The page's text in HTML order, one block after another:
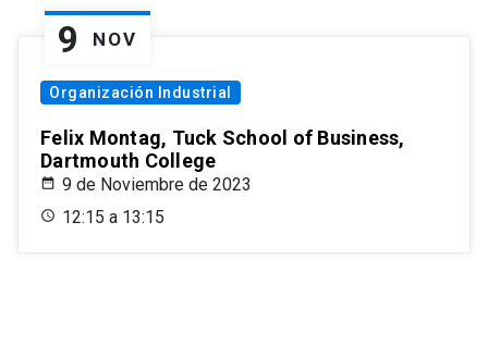
9 NOV
Organización Industrial
Felix Montag, Tuck School of Business,
Dartmouth College
9 de Noviembre de 2023
12:15 a 13:15